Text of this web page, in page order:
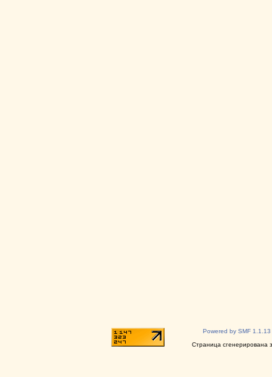
Powered by SMF 1.1.13
Страница сгенерирована